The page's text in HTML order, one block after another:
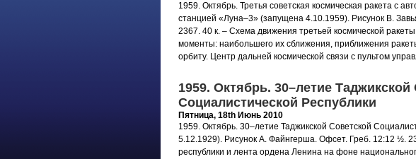
1959. Октябрь. Третья советская космическая ракета с
станцией «Луна–3» (запущена 4.10.1959). Рисунок В.
2367. 40 к. – Схема движения третьей космической
моменты: наибольшего их сближения, приближения
орбиту. Центр дальней космической связи с пультом
1959. Октябрь. 30–летие Таджикской
Социалистической Республики
Пятница, 18th Июнь 2010
1959. Октябрь. 30–летие Таджикской Советской
5.12.1929). Рисунок А. Файнгерша. Офсет. Греб. 12:12 ½.
республики и лента ордена Ленина на фоне